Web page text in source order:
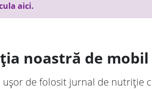
aici.
noastră de mobil
ușor de folosit jurnal de nutriție